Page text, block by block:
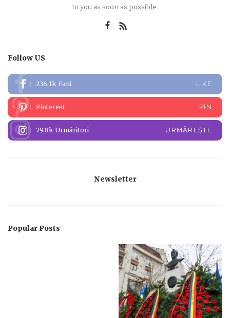
to you as soon as possible.
Follow US
236.1k Fani LIKE
Pinterest PIN
79.8k Urmăritori URMĂREȘTE
Newsletter
Popular Posts